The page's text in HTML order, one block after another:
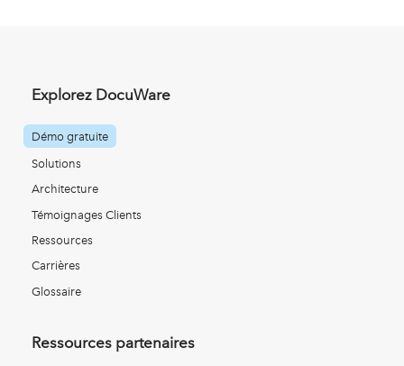
Explorez DocuWare
Démo gratuite
Solutions
Architecture
Témoignages Clients
Ressources
Carrières
Glossaire
Ressources partenaires